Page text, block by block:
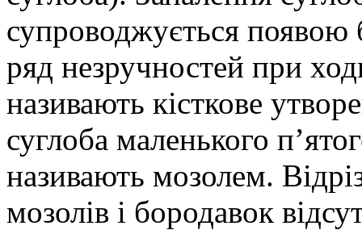
супроводжується появою
ряд незручностей при
називають кісткове
суглоба маленького
називають мозолем.
мозолів і бородавок